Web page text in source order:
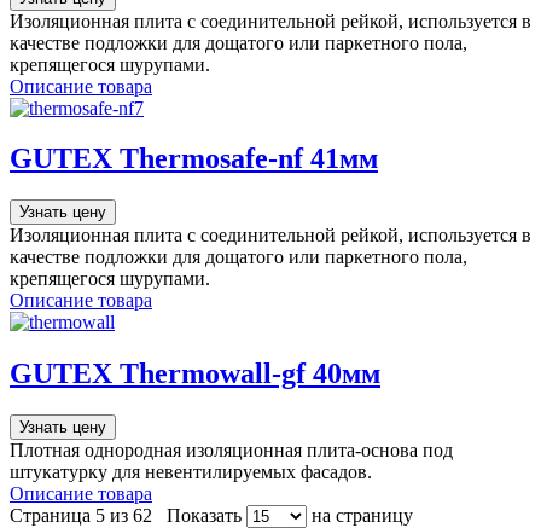
Изоляционная плита с соединительной рейкой, используется в
качестве подложки для дощатого или паркетного пола,
крепящегося шурупами.
Описание товара
GUTEX Thermosafe-nf 41мм
Узнать цену
Изоляционная плита с соединительной рейкой, используется в
качестве подложки для дощатого или паркетного пола,
крепящегося шурупами.
Описание товара
GUTEX Thermowall-gf 40мм
Узнать цену
Плотная однородная изоляционная плита-основа под
штукатурку для невентилируемых фасадов.
Описание товара
Страница 5 из 62
Показать на страницу